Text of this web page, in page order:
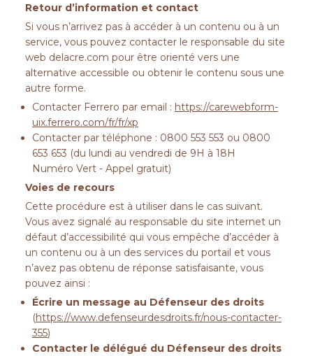
Retour d’information et contact
Si vous n’arrivez pas à accéder à un contenu ou à un
service, vous pouvez contacter le responsable du site
web delacre.com pour être orienté vers une
alternative accessible ou obtenir le contenu sous une
autre forme.
Contacter Ferrero par email : https://carewebform-
uix.ferrero.com/fr/fr/xp
Contacter par téléphone : 0800 553 553 ou 0800
653 653 (du lundi au vendredi de 9H à 18H
Numéro Vert - Appel gratuit)
Voies de recours
Cette procédure est à utiliser dans le cas suivant.
Vous avez signalé au responsable du site internet un
défaut d’accessibilité qui vous empêche d’accéder à
un contenu ou à un des services du portail et vous
n’avez pas obtenu de réponse satisfaisante, vous
pouvez ainsi :
Écrire un message au Défenseur des droits
(https://www.defenseurdesdroits.fr/nous-contacter-
355)
Contacter le délégué du Défenseur des droits